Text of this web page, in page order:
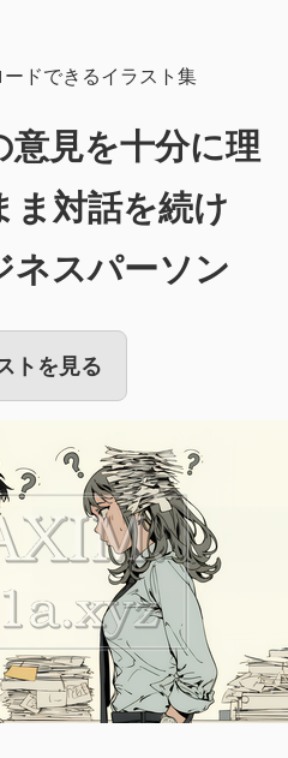
ドできるイラスト集
意見を十分に理
ま対話を続け
ネスパーソン
トを見る